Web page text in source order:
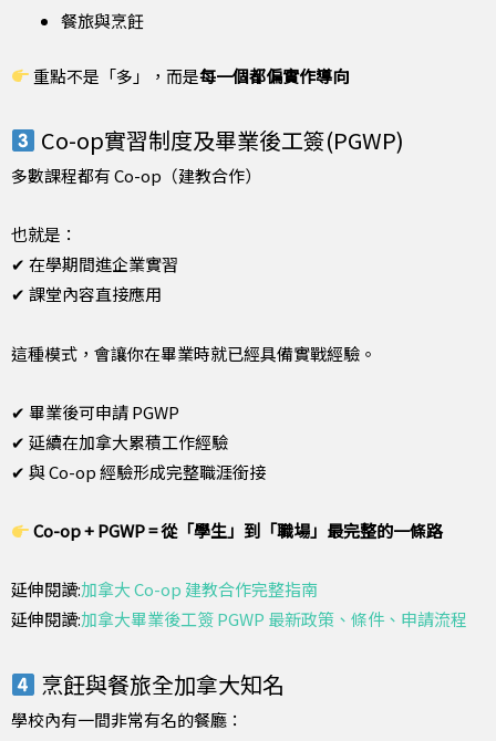
餐旅與烹飪
重點不是「多」，而是每一個都偏實作導向
Co-op實習制度及畢業後工簽(PGWP)
多數課程都有 Co-op（建教合作）
也就是：
✔ 在學期間進企業實習
✔ 課堂內容直接應用
這種模式，會讓你在畢業時就已經具備實戰經驗。
✔ 畢業後可申請 PGWP
✔ 延續在加拿大累積工作經驗
✔ 與 Co-op 經驗形成完整職涯銜接
Co-op + PGWP = 從「學生」到「職場」最完整的一條路
延伸閱讀:加拿大 Co-op 建教合作完整指南
延伸閱讀:加拿大畢業後工簽 PGWP 最新政策、條件、申請流程
烹飪與餐旅全加拿大知名
學校內有一間非常有名的餐廳：